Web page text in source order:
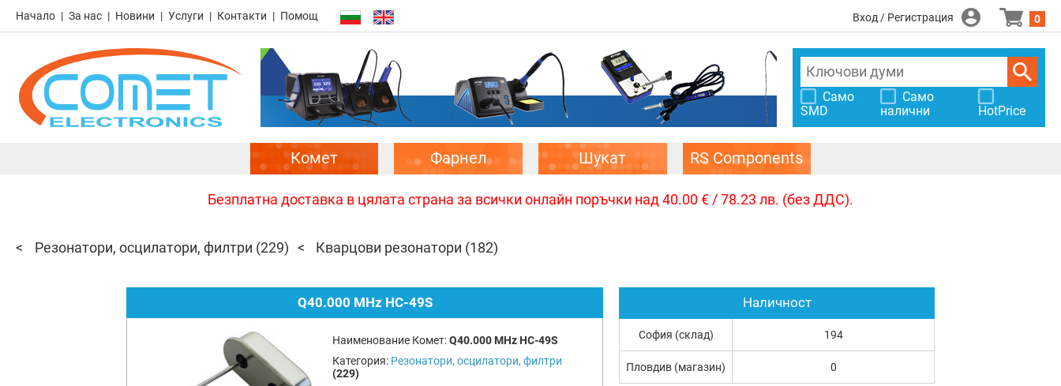
Начало За нас Новини Услуги Контакти Помощ Вход / Регистрация 0
Само
SMD
Само
налични
HotPrice
Комет Фарнел Шукат RS Components
Безплатна доставка в цялата страна за всички онлайн поръчки над 40.00 € / 78.23 лв. (без ДДС).
Резонатори, осцилатори, филтри (229) Кварцови резонатори (182)
Q40.000 MHz HC-49S
Наименование Комет:Q40.000 MHz HC-49S
Категория: Резонатори, осцилатори, филтри
(229)
Наличност
София (склад) 194
Пловдив (магазин) 0